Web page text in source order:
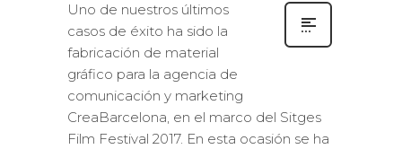
Uno de nuestros últimos
casos de éxito ha sido la
fabricación de material
gráfico para la agencia de
comunicación y marketing
CreaBarcelona, en el marco del Sitges
Film Festival 2017. En esta ocasión se ha